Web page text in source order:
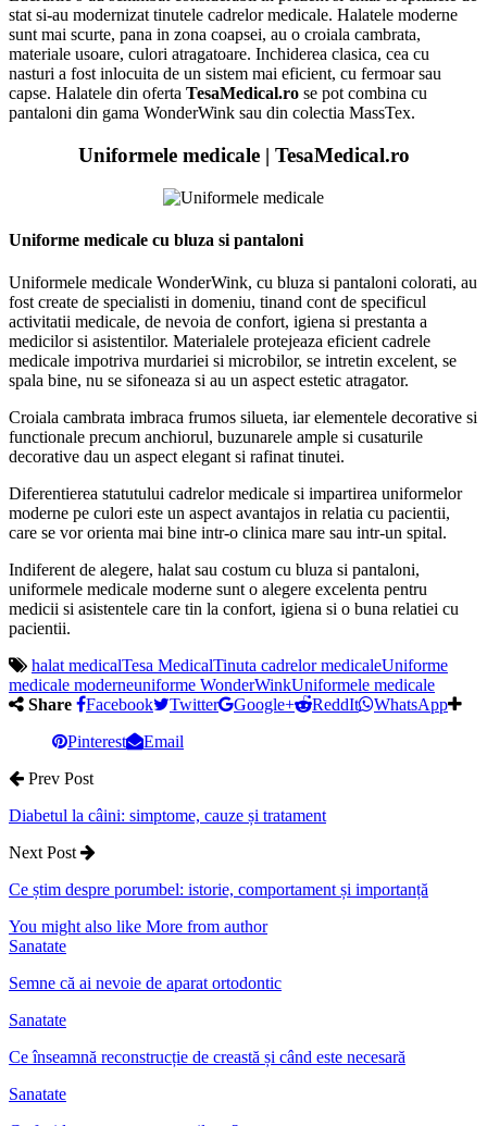
stat si-au modernizat tinutele cadrelor medicale. Halatele moderne
sunt mai scurte, pana in zona coapsei, au o croiala cambrata,
materiale usoare, culori atragatoare. Inchiderea clasica, cea cu
nasturi a fost inlocuita de un sistem mai eficient, cu fermoar sau
capse. Halatele din oferta TesaMedical.ro se pot combina cu
pantaloni din gama WonderWink sau din colectia MassTex.
Uniformele medicale | TesaMedical.ro
Uniforme medicale cu bluza si pantaloni
Uniformele medicale WonderWink, cu bluza si pantaloni colorati, au
fost create de specialisti in domeniu, tinand cont de specificul
activitatii medicale, de nevoia de confort, igiena si prestanta a
medicilor si asistentilor. Materialele protejeaza eficient cadrele
medicale impotriva murdariei si microbilor, se intretin excelent, se
spala bine, nu se sifoneaza si au un aspect estetic atragator.
Croiala cambrata imbraca frumos silueta, iar elementele decorative si
functionale precum anchiorul, buzunarele ample si cusaturile
decorative dau un aspect elegant si rafinat tinutei.
Diferentierea statutului cadrelor medicale si impartirea uniformelor
moderne pe culori este un aspect avantajos in relatia cu pacientii,
care se vor orienta mai bine intr-o clinica mare sau intr-un spital.
Indiferent de alegere, halat sau costum cu bluza si pantaloni,
uniformele medicale moderne sunt o alegere excelenta pentru
medicii si asistentele care tin la confort, igiena si o buna relatiei cu
pacientii.
halat medicalTesa MedicalTinuta cadrelor medicaleUniforme
medicale moderneuniforme WonderWinkUniformele medicale
Share
Facebook Twitter Google+ ReddIt
WhatsApp
Pinterest
Email
Prev Post
Diabetul la câini: simptome, cauze și tratament
Next Post
Ce știm despre porumbel: istorie, comportament și importanță
You might also like More from author
Sanatate
Semne că ai nevoie de aparat ortodontic
Sanatate
Ce înseamnă reconstrucție de creastă și când este necesară
Sanatate